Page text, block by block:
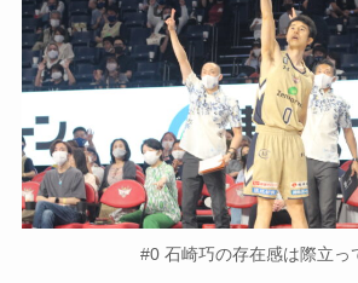
#0 石崎巧の存在感は際立っ